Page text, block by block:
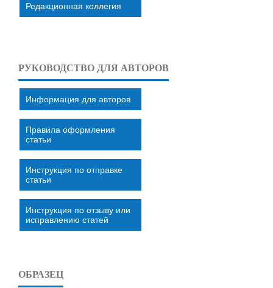
Редакционная коллегия
РУКОВОДСТВО ДЛЯ АВТОРОВ
Информация для авторов
Правила оформления
статьи
Инструкция по отправке
статьи
Инструкция по отзыву или
исправлению статей
ОБРАЗЕЦ